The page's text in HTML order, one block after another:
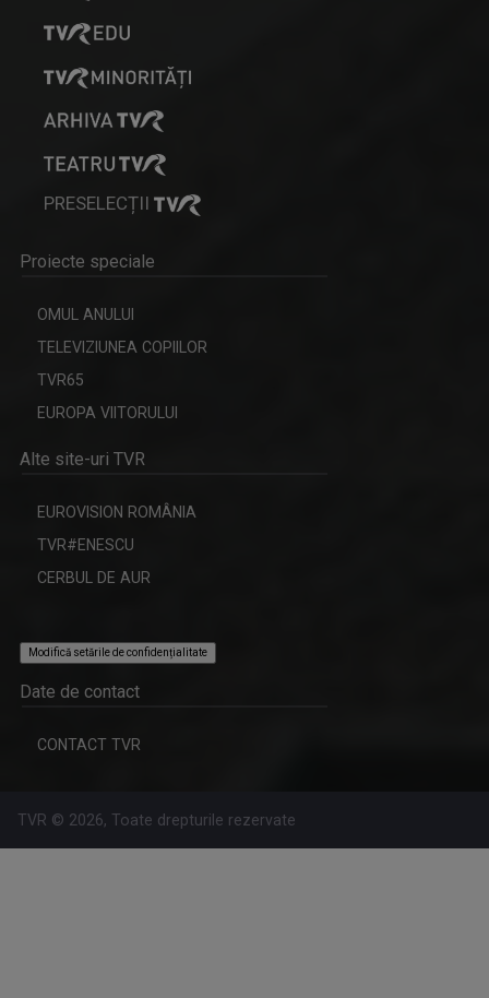
PRESELECȚII
Proiecte speciale
OMUL ANULUI
TELEVIZIUNEA COPIILOR
TVR65
EUROPA VIITORULUI
Alte site-uri TVR
EUROVISION ROMÂNIA
TVR#ENESCU
CERBUL DE AUR
Modifică setările de confidențialitate
Date de contact
CONTACT TVR
TVR © 2026, Toate drepturile rezervate